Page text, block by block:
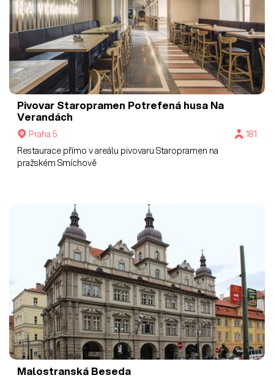
Pivovar Staropramen Potrefená husa Na
Verandách
Praha 5
181
Restaurace přímo v areálu pivovaru Staropramen na
pražském Smíchově
Malostranská Beseda